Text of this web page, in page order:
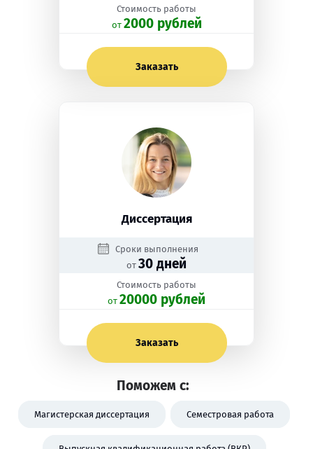
Стоимость работы
oт 2000 рублей
Заказать
Диссертация
Сроки выполнения
от 30 дней
Стоимость работы
oт 20000 рублей
Заказать
Поможем с:
Магистерская диссертация Семестровая работа